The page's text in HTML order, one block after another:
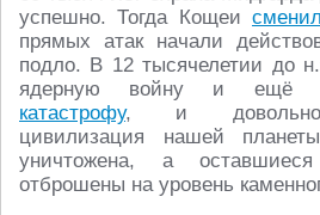
успешно. Тогда Кощеи
прямых атак начали
подло. В 12 тысячелетии до
ядерную войну и ещё
катастрофу, и довольно
цивилизация нашей
уничтожена, а
отброшены на уровень